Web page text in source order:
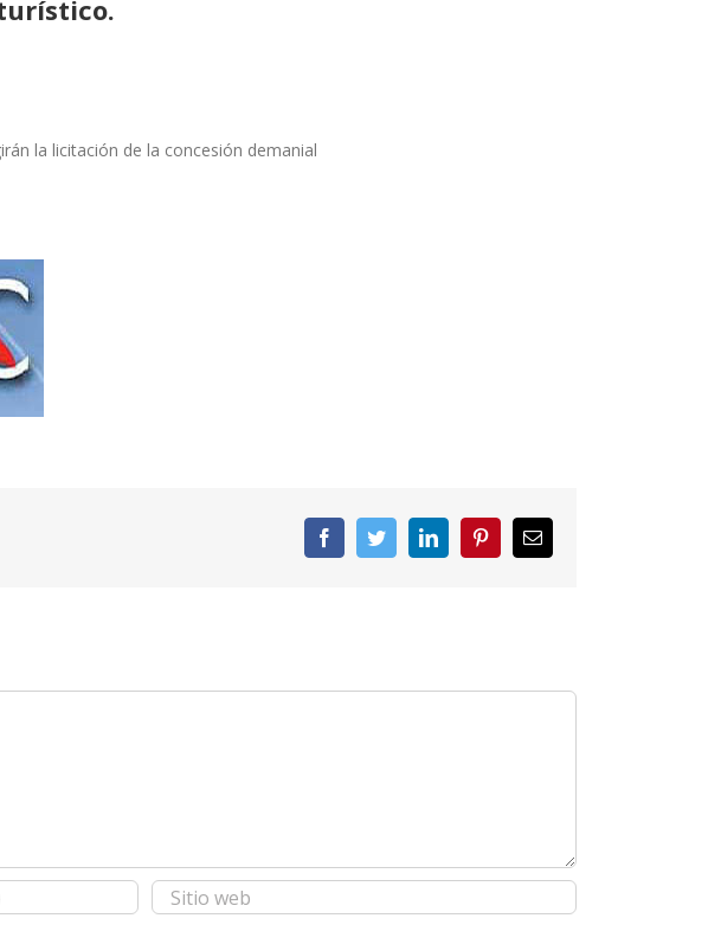
la licitación de la concesión demanial
FacebookTwitterLinkedInPinterestCorreo
electrónico